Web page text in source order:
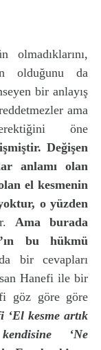
olduğunu da
bir anlayış
ama
öne
Değişen
anlamı olan
el kesmenin
o yüzden
Ama burada
bu hükmü
bir cevapları
Hanefi ile bir
göz göre göre
‘El kesme artık
‘Ne